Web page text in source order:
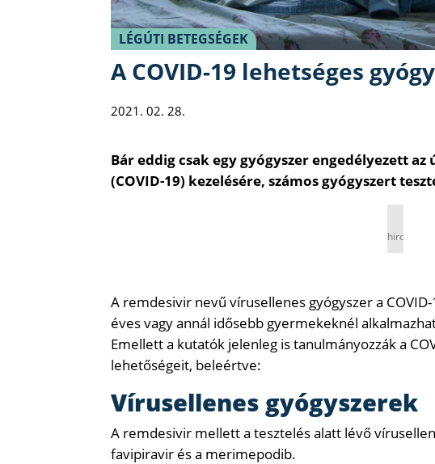
LÉGÚTI BETEGSÉGEK
A COVID-19 lehetséges
2021. 02. 28.
Bár eddig csak egy gyógyszer engedélyezett
(COVID-19) kezelésére, számos gyógyszert
hirdetés
A remdesivir nevű vírusellenes gyógyszer a
éves vagy annál idősebb gyermekeknél
Emellett a kutatók jelenleg is tanulmányozzák a
lehetőségeit, beleértve:
Vírusellenes gyógyszerek
A remdesivir mellett a tesztelés alatt lévő
favipiravir és a merimepodib.